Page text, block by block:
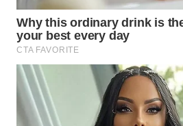
BORNEO
Wahana
Media
Group
WAHANA
NEWS